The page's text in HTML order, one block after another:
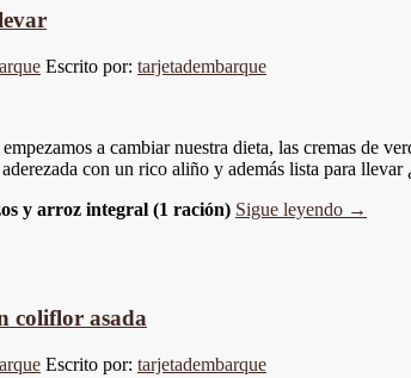
Escrito por: tarjetadembarque
a cambiar nuestra dieta, las cremas de
con un rico aliño y además lista para llevar
y arroz integral (1 ración) Sigue leyendo →
coliflor asada
Escrito por: tarjetadembarque